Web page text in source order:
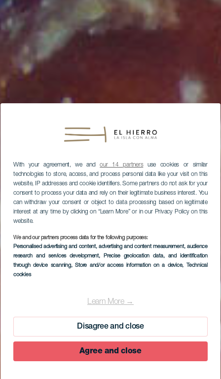
With your agreement, we andour 14 partnersuse cookies or similar
technologies to store, access, and process personal data like your visit on this
website, IP addresses and cookie identifiers. Some partners do not ask for your
consent to process your data and rely on their legitimate business interest. You
can withdraw your consent or object to data processing based on legitimate
interest at any time by clicking on “Learn More” or in our Privacy Policy on this
website.
We and our partners process data for the following purposes:
Personalised advertising and content, advertising and content measurement, audience
research and services development, Precise geolocation data, and identification
through device scanning, Store and/or access information on a device, Technical
cookies
Learn More →
Disagree and close
Agree and close